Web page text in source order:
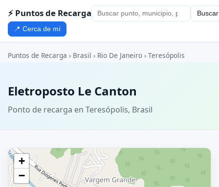
⚡ Puntos de Recarga Buscar
📍 Cerca de mí
Puntos de Recarga › Brasil › Rio De Janeiro › Teresópolis
Eletroposto Le Canton
Ponto de recarga en Teresópolis, Brasil
+
−